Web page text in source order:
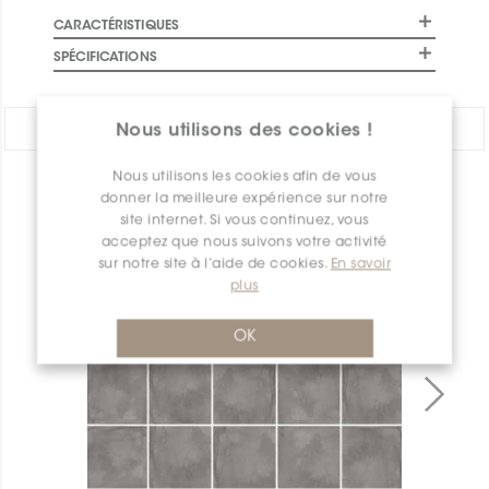
Nous utilisons des cookies !
Nous utilisons les cookies afin de vous
donner la meilleure expérience sur notre
site internet. Si vous continuez, vous
acceptez que nous suivons votre activité
sur notre site à l’aide de cookies. En savoir
plus
OK
CARACTÉRISTIQUES
SPÉCIFICATIONS
PARTAGER:
APERÇU DES PRODUITS